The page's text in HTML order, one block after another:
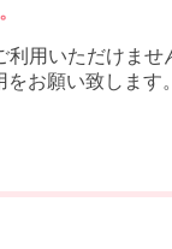
利用いただけませ
をお願い致します